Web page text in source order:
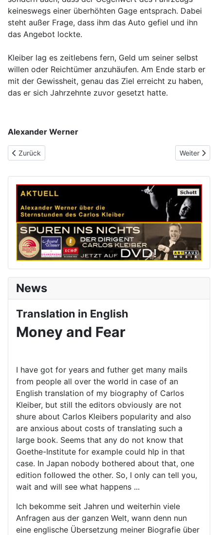
keineswegs einer überhöhten Gage entsprach. Dabei
steht außer Frage, dass ihm das Auto gefiel und ihn
das Angebot lockte.
Kleiber lag es zeitlebens fern, Geld um seiner selbst
willen oder Reichtümer anzuhäufen. Am Ende starb er
mit der Gewissheit, genau das Ziel erreicht zu haben,
das er sich Jahrzehnte zuvor gesetzt hatte.
Alexander Werner
Vorheriger Beitrag: Broschur-Ausgabe
Zurück Nächster
Weiter
News
Translation in English
Money and Fear
I have got for years and futher get many mails
from people all over the world in case of an
English translation of my biography of Carlos
Kleiber, but still the editors obviously are not
shure about Carlos Kleibers popularity and also
are anxious about costs of translating such a
large book. Seems that any do not know that
Goethe-Institute for example could hlp in that
case. In Japan nobody bothered about that, one
edition followed the other. So, I only can tell you,
wait and will see what happens ...
Ich bekomme seit Jahren und weiterhin viele
Anfragen aus der ganzen Welt, wann denn nun
eine englische Übersetzung meiner Biografie über